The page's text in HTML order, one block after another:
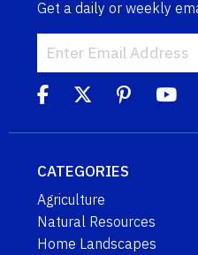
Get a daily or weekly
CATEGORIES
Agriculture
Natural Resources
Home Landscapes